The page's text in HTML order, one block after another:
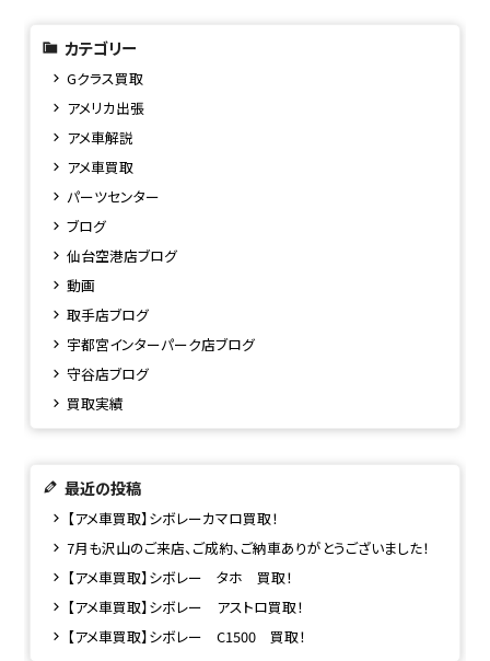
カテゴリー
Gクラス買取
アメリカ出張
アメ車解説
アメ車買取
パーツセンター
ブログ
仙台空港店ブログ
動画
取手店ブログ
宇都宮インターパーク店ブログ
守谷店ブログ
買取実績
最近の投稿
【アメ車買取】シボレーカマロ買取！
7月も沢山のご来店、ご成約、ご納車ありがとうございました！
【アメ車買取】シボレー タホ 買取！
【アメ車買取】シボレー アストロ買取！
【アメ車買取】シボレー C1500 買取！